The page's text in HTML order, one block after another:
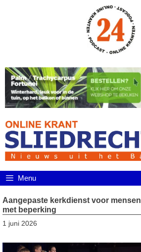
Menu
Aangepaste kerkdienst voor mensen
met beperking
1 juni 2026